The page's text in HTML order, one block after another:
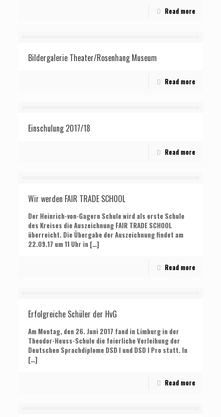
Read more
Bildergalerie Theater/Rosenhang Museum
Read more
Einschulung 2017/18
Read more
Wir werden FAIR TRADE SCHOOL
Der Heinrich-von-Gagern Schule wird als erste Schule
des Kreises die Auszeichnung FAIR TRADE SCHOOL
überreicht. Die Übergabe der Auszeichnung findet am
22.09.17 um 11 Uhr in […]
Read more
Erfolgreiche Schüler der HvG
Am Montag, den 26. Juni 2017 fand in Limburg in der
Theodor-Heuss-Schule die feierliche Verleihung der
Deutschen Sprachdiplome DSD I und DSD I Pro statt. In
[…]
Read more